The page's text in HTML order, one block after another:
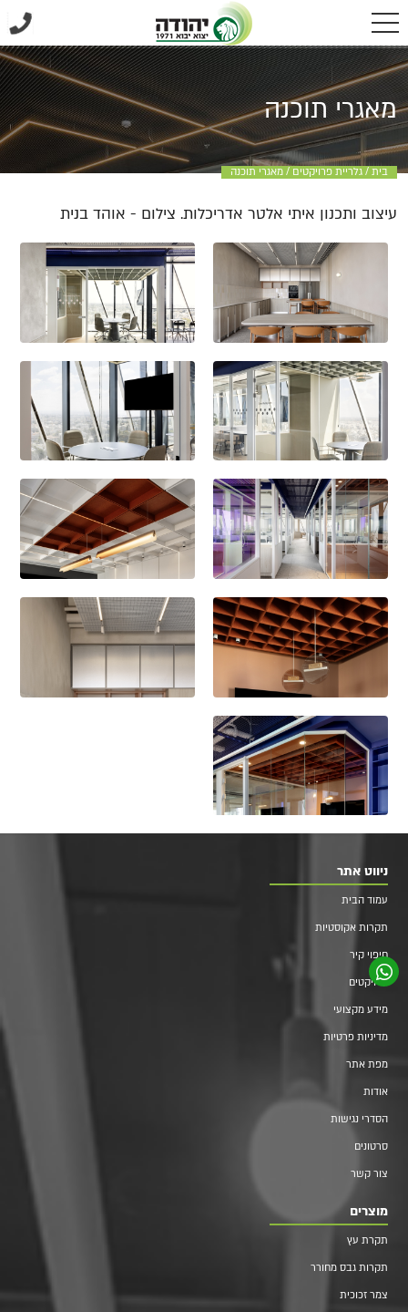
מאגרי תוכנה
בית / גלריית פרויקטים / מאגרי תוכנה
עיצוב ותכנון איתי אלטר אדריכלות. צילום - אוהד בנית
ניווט אתר
עמוד הבית
תקרות אקוסטיות
חיפוי קיר
פרויקטים
מידע מקצועי
מדיניות פרטיות
מפת אתר
אודות
הסדרי נגישות
סרטונים
צור קשר
מוצרים
תקרת עץ
תקרות גבס מחורר
צמר זכוכית